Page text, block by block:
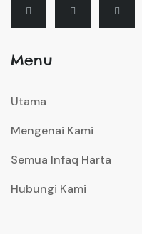
Menu
Utama
Mengenai Kami
Semua Infaq Harta
Hubungi Kami